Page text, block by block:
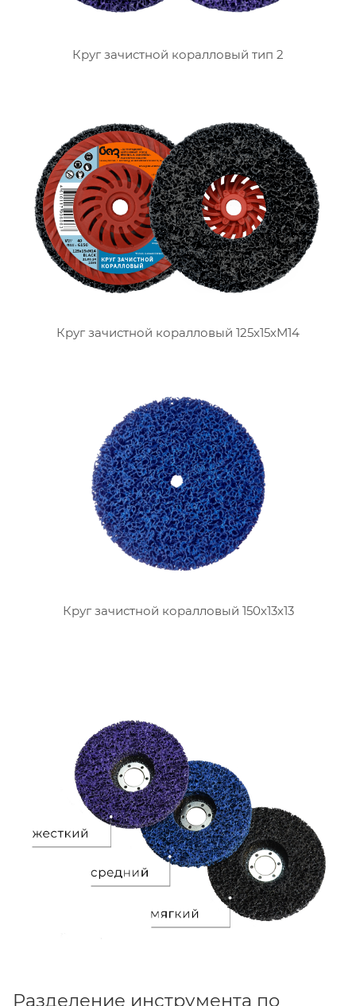
Круг зачистной коралловый тип 2
Круг зачистной коралловый 125х15хМ14
Круг зачистной коралловый 150х13х13
Разделение инструмента по